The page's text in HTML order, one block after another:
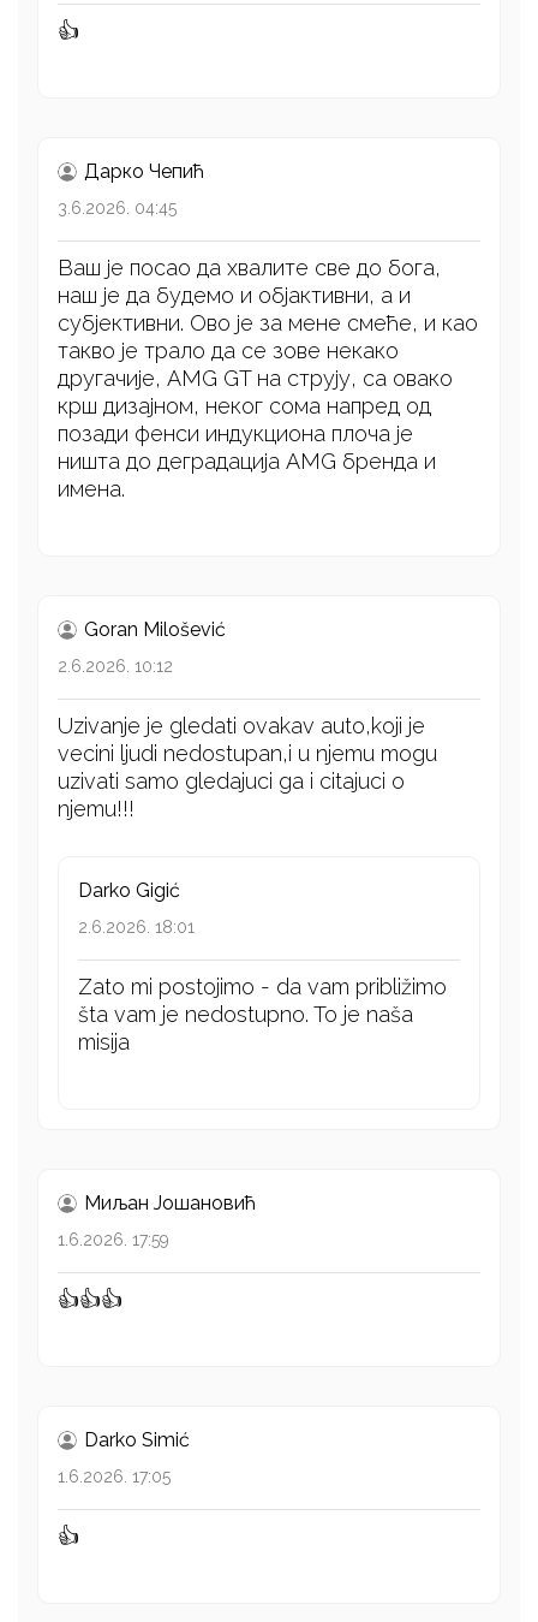
👍
Дарко Чепић
3.6.2026. 04:45
Ваш је посао да хвалите све до бога,
наш је да будемо и објактивни, а и
субјективни. Ово је за мене смеће, и као
такво је трало да се зове некако
другачије, AMG GT на струју, са овако
крш дизајном, неког сома напред од
позади фенси индукциона плоча је
ништа до деградација AMG бренда и
имена.
Goran Milošević
2.6.2026. 10:12
Uzivanje je gledati ovakav auto,koji je
vecini ljudi nedostupan,i u njemu mogu
uzivati samo gledajuci ga i citajuci o
njemu!!!
Darko Gigić
2.6.2026. 18:01
Zato mi postojimo - da vam približimo
šta vam je nedostupno. To je naša
misija
Миљан Јошановић
1.6.2026. 17:59
👍👍👍
Darko Simić
1.6.2026. 17:05
👍